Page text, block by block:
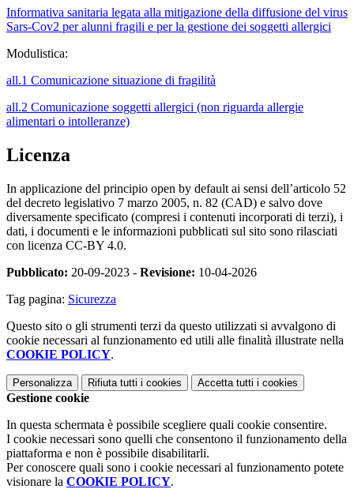
Informativa sanitaria legata alla mitigazione della diffusione del virus
Sars-Cov2 per alunni fragili e per la gestione dei soggetti allergici
Modulistica:
all.1 Comunicazione situazione di fragilità
all.2 Comunicazione soggetti allergici (non riguarda allergie
alimentari o intolleranze)
Licenza
In applicazione del principio open by default ai sensi dell’articolo 52
del decreto legislativo 7 marzo 2005, n. 82 (CAD) e salvo dove
diversamente specificato (compresi i contenuti incorporati di terzi), i
dati, i documenti e le informazioni pubblicati sul sito sono rilasciati
con licenza CC-BY 4.0.
Pubblicato: 20-09-2023 - Revisione: 10-04-2026
Tag pagina: Sicurezza
Questo sito o gli strumenti terzi da questo utilizzati si avvalgono di
cookie necessari al funzionamento ed utili alle finalità illustrate nella
COOKIE POLICY.
Personalizza Rifiuta tutti i cookies Accetta tutti i cookies
Gestione cookie
In questa schermata è possibile scegliere quali cookie consentire.
I cookie necessari sono quelli che consentono il funzionamento della
piattaforma e non è possibile disabilitarli.
Per conoscere quali sono i cookie necessari al funzionamento potete
visionare la COOKIE POLICY.